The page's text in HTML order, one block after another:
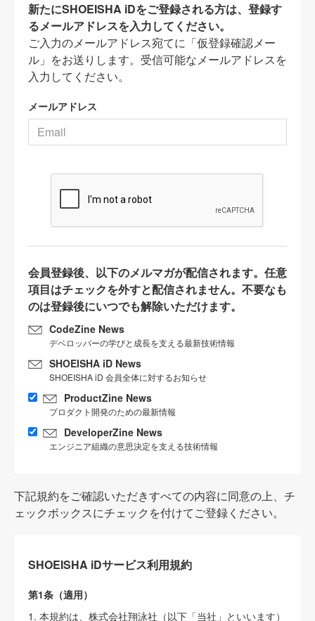
新たにSHOEISHA iDをご登録される方は、登録す
るメールアドレスを入力してください。
ご入力のメールアドレス宛てに「仮登録確認メー
ル」をお送りします。受信可能なメールアドレスを
入力してください。
メールアドレス
会員登録後、以下のメルマガが配信されます。任意
項目はチェックを外すと配信されません。不要なも
のは登録後にいつでも解除いただけます。
CodeZine News
デベロッパーの学びと成長を支える最新技術情報
SHOEISHA iD News
SHOEISHA iD 会員全体に対するお知らせ
ProductZine News
プロダクト開発のための最新情報
DeveloperZine News
エンジニア組織の意思決定を支える技術情報
下記規約をご確認いただきすべての内容に同意の上、チ
ェックボックスにチェックを付けてご登録ください。
SHOEISHA iDサービス利用規約
第1条（適用）
1. 本規約は、株式会社翔泳社（以下「当社」といいます）